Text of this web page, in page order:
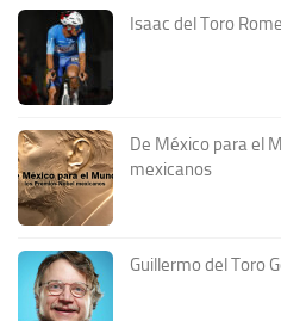
Isaac del Toro
De México para el
mexicanos
Guillermo del Toro